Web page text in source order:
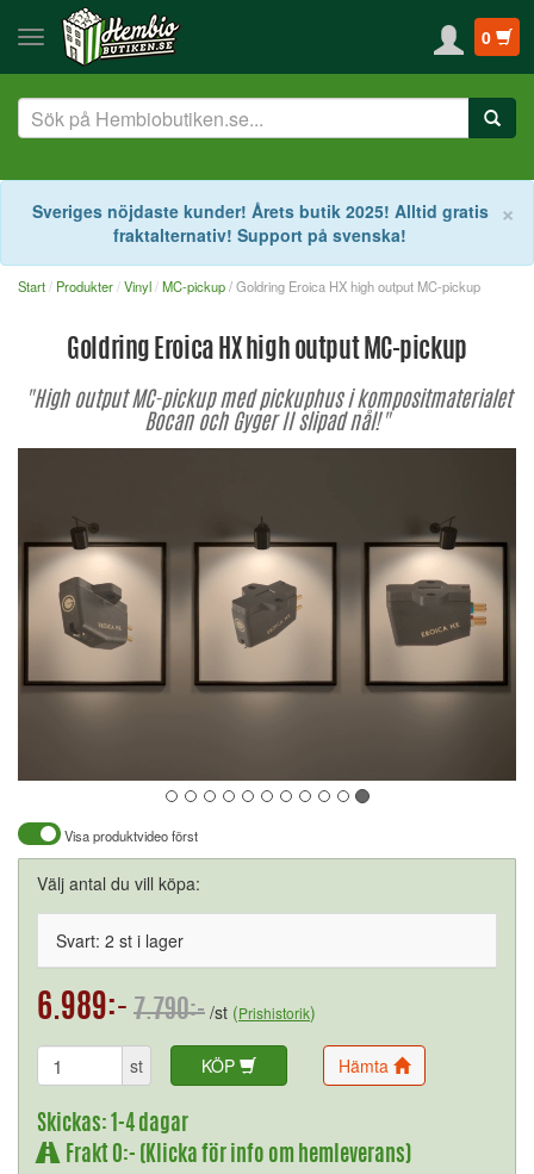
0
×
Sveriges nöjdaste kunder! Årets butik 2025! Alltid gratis
fraktalternativ! Support på svenska!
Start Produkter Vinyl MC-pickup/ Goldring Eroica HX high output MC-pickup
Goldring Eroica HX high output MC-pickup
"High output MC-pickup med pickuphus i kompositmaterialet
Bocan och Gyger II slipad nål!"
Visa produktvideo först
Välj antal du vill köpa:
Svart: 2 st i lager
6.989:- 7.790:- /st (Prishistorik)
st KÖP Hämta
Skickas: 1-4 dagar
Frakt 0:- (Klicka för info om hemleverans)